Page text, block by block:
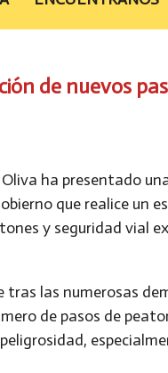
de nuevos
ha presentado
que realice un
y seguridad vial
las numerosas
de pasos de